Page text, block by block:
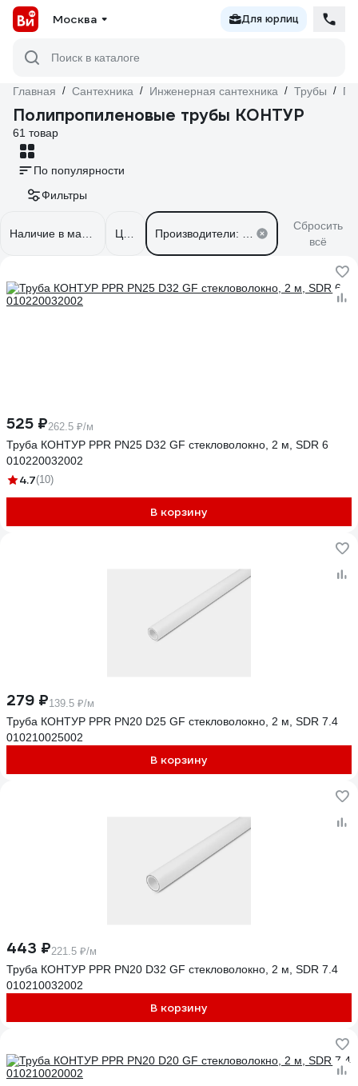
Москва Для юрлиц
Поиск в каталоге
Главная / Сантехника / Инженерная сантехника / Трубы /
Полипропиленовые трубы КОНТУР
61 товар
По популярности
Фильтры
Сбросить
всё
525 ₽262.5 ₽/м
Труба КОНТУР PPR PN25 D32 GF стекловолокно, 2 м, SDR 6
010220032002
4.7(10)
В корзину
279 ₽139.5 ₽/м
Труба КОНТУР PPR PN20 D25 GF стекловолокно, 2 м, SDR 7.4
010210025002
В корзину
443 ₽221.5 ₽/м
Труба КОНТУР PPR PN20 D32 GF стекловолокно, 2 м, SDR 7.4
010210032002
В корзину